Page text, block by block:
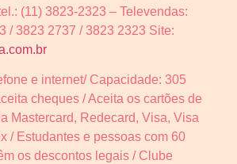
(11) 3823-2323 – Televendas:
/ 3823 2737 / 3823 2323 Site:
e internet/ Capacidade: 305
cheques / Aceita os cartões de
Mastercard, Redecard, Visa, Visa
/ Estudantes e pessoas com 60
os descontos legais / Clube